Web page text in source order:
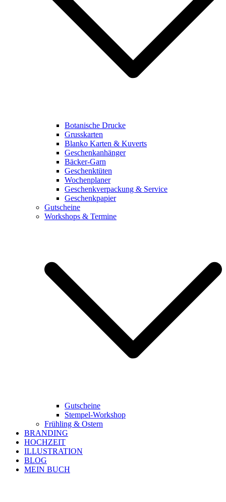
Botanische Drucke
Grusskarten
Blanko Karten & Kuverts
Geschenkanhänger
Bäcker-Garn
Geschenktüten
Wochenplaner
Geschenkverpackung & Service
Geschenkpapier
Gutscheine
Workshops & Termine
Gutscheine
Stempel-Workshop
Frühling & Ostern
BRANDING
HOCHZEIT
ILLUSTRATION
BLOG
MEIN BUCH